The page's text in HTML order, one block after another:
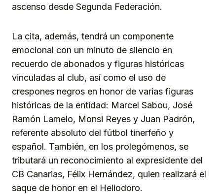
ascenso desde Segunda Federación.
La cita, además, tendrá un componente
emocional con un minuto de silencio en
recuerdo de abonados y figuras históricas
vinculadas al club, así como el uso de
crespones negros en honor de varias figuras
históricas de la entidad: Marcel Sabou, José
Ramón Lamelo, Monsi Reyes y Juan Padrón,
referente absoluto del fútbol tinerfeño y
español. También, en los prolegómenos, se
tributará un reconocimiento al expresidente del
CB Canarias, Félix Hernández, quien realizará el
saque de honor en el Heliodoro.